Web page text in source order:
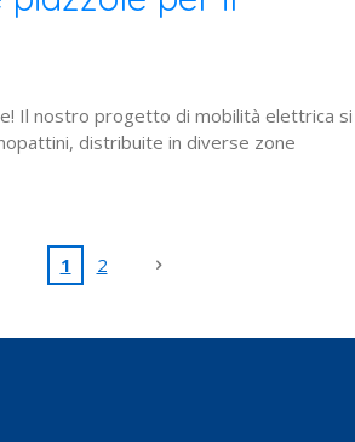
Il nostro progetto di mobilità elettrica si
distribuite in diverse zone
1 2